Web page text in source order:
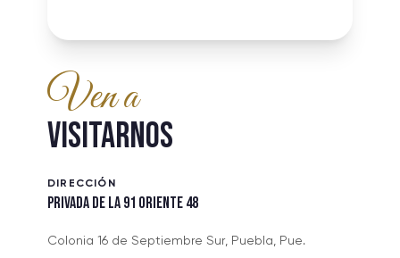
Ven a
VISITARNOS
DIRECCIÓN
PRIVADA DE LA 91 ORIENTE 48
Colonia 16 de Septiembre Sur, Puebla, Pue.